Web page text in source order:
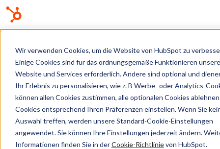
Wir verwenden Cookies, um die Website von HubSpot zu
Einige Cookies sind für das ordnungsgemäße Funktionieren
Website und Services erforderlich. Andere sind optional und
Ihr Erlebnis zu personalisieren, wie z. B Werbe- oder Analytics-
können allen Cookies zustimmen, alle optionalen Cookies
Cookies entsprechend Ihren Präferenzen einstellen. Wenn Sie
Auswahl treffen, werden unsere Standard-Cookie-Einstellungen
angewendet. Sie können Ihre Einstellungen jederzeit ändern.
Informationen finden Sie in derCookie-Richtlinievon HubSpot.
Wissensdatenbank
Sales-Workspace
Hinweis
: Dieser Artikel wird aus Kulanz zur